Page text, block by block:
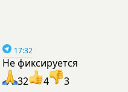
17:32
Не фиксируется
32
4 3